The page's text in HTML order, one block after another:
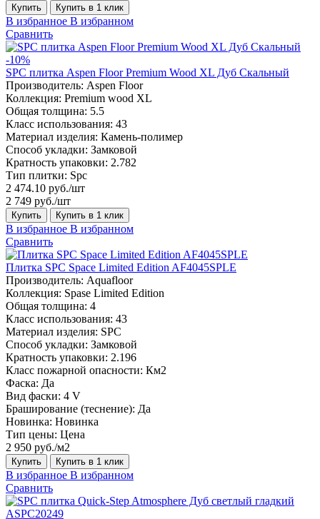
Купить Купить в 1 клик
В избранное В избранном
Сравнить
-10%
SPC плитка Aspen Floor Premium Wood XL Дуб Скальный
Производитель: Aspen Floor
Коллекция: Premium wood XL
Общая толщина: 5.5
Класс использования: 43
Материал изделия: Камень-полимер
Способ укладки: Замковой
Кратность упаковки: 2.782
Тип плитки: Spc
2 474.10 руб./шт
2 749 руб./шт
Купить Купить в 1 клик
В избранное В избранном
Сравнить
Плитка SPC Space Limited Edition AF4045SPLE
Производитель: Aquafloor
Коллекция: Spase Limited Edition
Общая толщина: 4
Класс использования: 43
Материал изделия: SPC
Способ укладки: Замковой
Кратность упаковки: 2.196
Класс пожарной опасности: Км2
Фаска: Да
Вид фаски: 4 V
Браширование (теснение): Да
Новинка: Новинка
Тип цены: Цена
2 950 руб./м2
Купить Купить в 1 клик
В избранное В избранном
Сравнить